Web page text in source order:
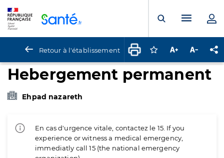
Ouvrir laMenu
Retour à l'établissement Connectez-vous
Augmenter la
Hebergement permanent
Ehpad nazareth
En cas d'urgence vitale, contactez le 15. If you
experience or witness a medical emergency,
immediatly call 15 (the national emergency